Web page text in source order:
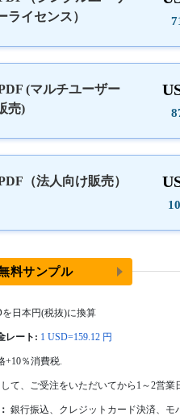
ライセンス）
(マルチユーザー
売)
（法人向け販売）
料サンプル
を日本円(税抜)に換算
レート: 1 USD=159.12 円
+10％消費税.
て、ご受注をいただいてから1～2営
銀行振込、クレジットカード決済、モ